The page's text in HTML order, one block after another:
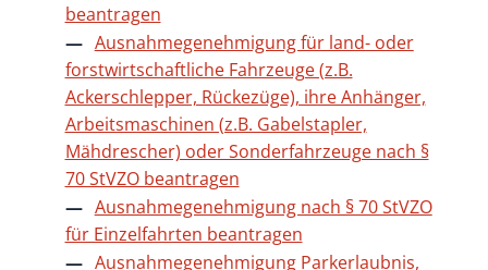
beantragen
Ausnahmegenehmigung für land- oder
forstwirtschaftliche Fahrzeuge (z.B.
Ackerschlepper, Rückezüge), ihre Anhänger,
Arbeitsmaschinen (z.B. Gabelstapler,
Mähdrescher) oder Sonderfahrzeuge nach §
70 StVZO beantragen
Ausnahmegenehmigung nach § 70 StVZO
für Einzelfahrten beantragen
Ausnahmegenehmigung Parkerlaubnis,